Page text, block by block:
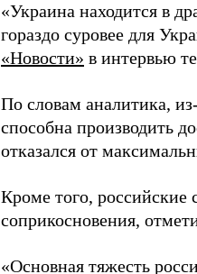
«Украина находится в
гораздо суровее для
«Новости» в интервью
По словам аналитика,
способна производить
отказался от
Кроме того, российские
соприкосновения,
«Основная тяжесть